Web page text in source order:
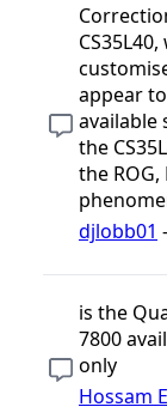
appear
available
the
the
djlobb01 -
is the
7800
only
Hossam